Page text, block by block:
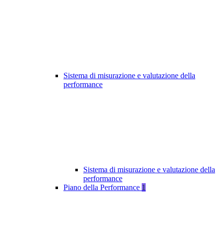
Sistema di misurazione e valutazione della
performance
Sistema di misurazione e valutazione della
performance
Piano della Performance 1